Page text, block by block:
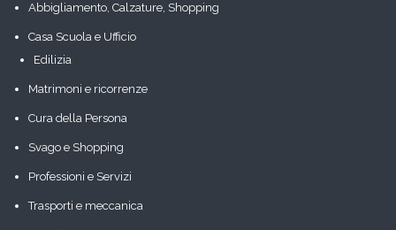
Abbigliamento, Calzature, Shopping
Casa Scuola e Ufficio
Edilizia
Matrimoni e ricorrenze
Cura della Persona
Svago e Shopping
Professioni e Servizi
Trasporti e meccanica